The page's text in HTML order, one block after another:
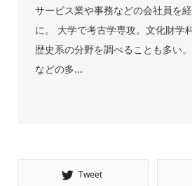
サービス業や事務などの会社員を
に。 大学で考古学専攻。文化財学
歴史系の分野を調べることも多い
などの多...
Tweet